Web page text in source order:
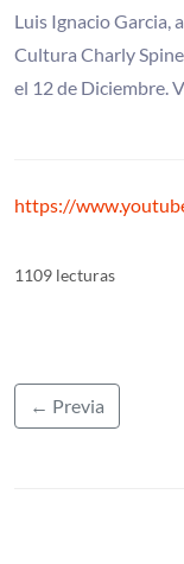
Luis Ignacio Garcia,
Cultura Charly
el 12 de Diciembre.
https://
1109 lecturas
← Previa